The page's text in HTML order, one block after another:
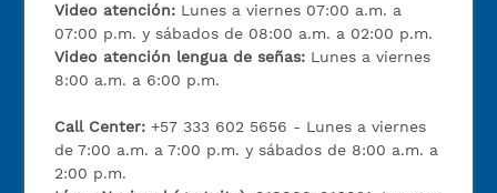
Video atención: Lunes a viernes 07:00 a.m. a
07:00 p.m. y sábados de 08:00 a.m. a 02:00 p.m.
Video atención lengua de señas: Lunes a viernes
8:00 a.m. a 6:00 p.m.
Call Center:+57 333 602 5656 - Lunes a viernes
de 7:00 a.m. a 7:00 p.m. y sábados de 8:00 a.m. a
2:00 p.m.